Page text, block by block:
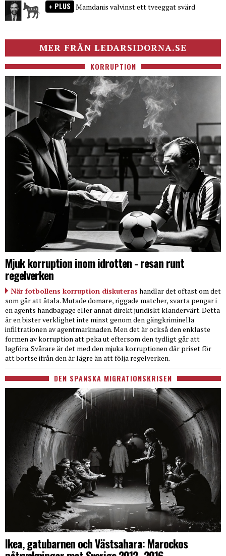
PLUS Mamdanis valvinst ett tveeggat svärd
MER FRÅN LEDARSIDORNA.SE
KORRUPTION
Mjuk korruption inom idrotten - resan runt
regelverken
När fotbollens korruption diskuteras handlar det oftast om det
som går att åtala. Mutade domare, riggade matcher, svarta pengar i
en agents handbagage eller annat direkt juridiskt klandervärt. Detta
är en bister verklighet inte minst genom den gängkriminella
infiltrationen av agentmarknaden. Men det är också den enklaste
formen av korruption att peka ut eftersom den tydligt går att
lagföra. Svårare är det med den mjuka korruptionen där priset för
att bortse ifrån den är lägre än att följa regelverken.
DEN SPANSKA MIGRATIONSKRISEN
Ikea, gatubarnen och Västsahara: Marockos